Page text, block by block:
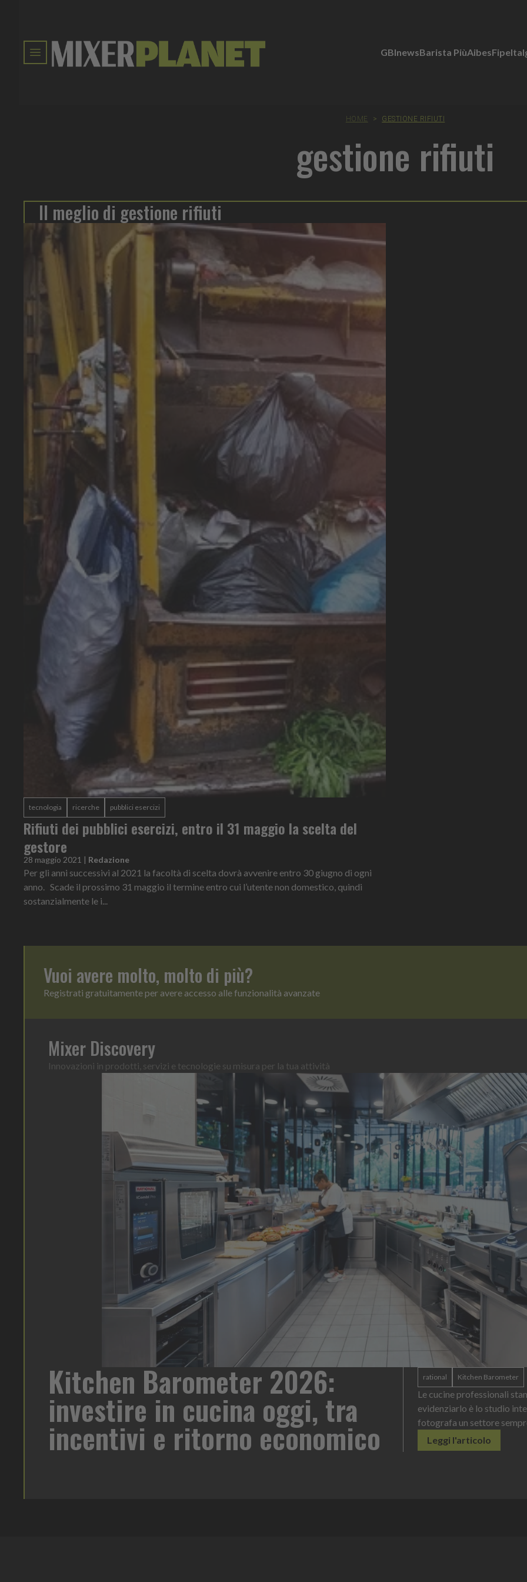
GBInewsBarista PiùAibesFipe
HOME > GESTIONE RIFIUTI
gestione rifiuti
Il meglio di gestione rifiuti
tecnologia ricerche pubblici esercizi
Rifiuti dei pubblici esercizi, entro il 31 maggio la scelta del
gestore
28 maggio 2021 | Redazione
Per gli anni successivi al 2021 la facoltà di scelta dovrà avvenire entro 30 giugno di ogni
anno. Scade il prossimo 31 maggio il termine entro cui l’utente non domestico, quindi
sostanzialmente le i...
Vuoi avere molto, molto di più?
Registrati gratuitamente per avere accesso alle funzionalità avanzate
Mixer Discovery
Innovazioni in prodotti, servizi e tecnologie su misura per la tua attività
Kitchen Barometer 2026:
investire in cucina oggi, tra
incentivi e ritorno economico
rational Kitchen Barometer
Le cucine professionali
evidenziarlo è lo studio
fotografa un settore
Leggi l'articolo